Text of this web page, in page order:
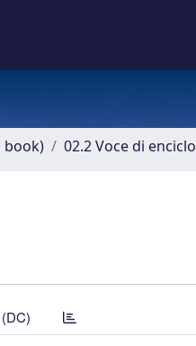
book) 02.2 Voce di